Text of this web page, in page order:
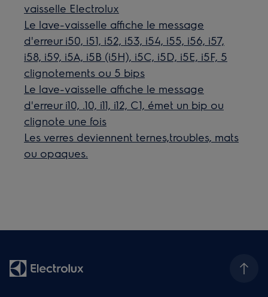
vaisselle Electrolux
Le lave-vaisselle affiche le message
d'erreur i50, i51, i52, i53, i54, i55, i56, i57,
i58, i59, i5A, i5B (i5H), i5C, i5D, i5E, i5F, 5
clignotements ou 5 bips
Le lave-vaisselle affiche le message
d'erreur i10, .10, i11, i12, C1, émet un bip ou
clignote une fois
Les verres deviennent ternes,troubles, mats
ou opaques.